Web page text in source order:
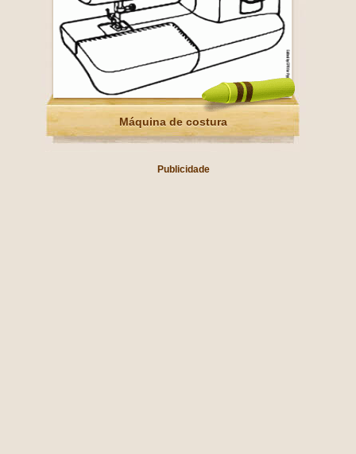
Máquina de costura
Publicidade